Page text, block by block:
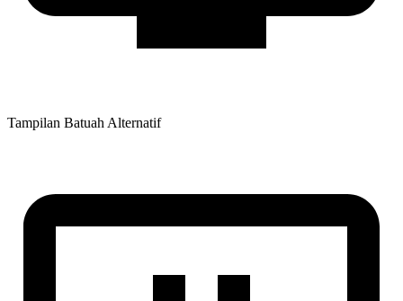
Tampilan Batuah Alternatif